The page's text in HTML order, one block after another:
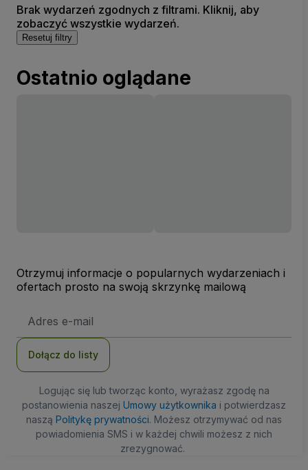
Brak wydarzeń zgodnych z filtrami. Kliknij, aby
zobaczyć wszystkie wydarzeń.
Resetuj filtry
Ostatnio oglądane
Otrzymuj informacje o popularnych wydarzeniach i
ofertach prosto na swoją skrzynkę mailową
e-
Dołącz do listy
Logując się lub tworząc konto, wyrażasz zgodę na
postanowienia naszej Umowy użytkownika i potwierdzasz
naszą Politykę prywatności. Możesz otrzymywać od nas
powiadomienia SMS i w każdej chwili możesz z nich
zrezygnować.